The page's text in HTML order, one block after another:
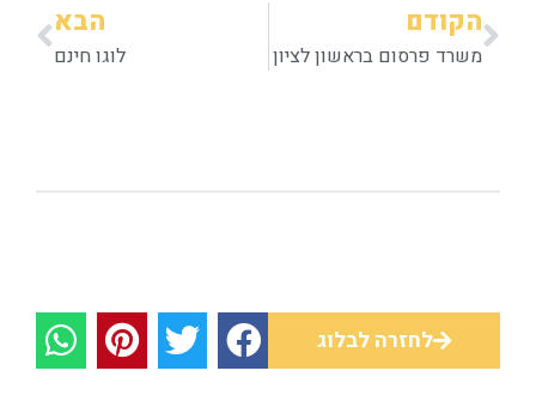
הקודם
משרד פרסום בראשון לציון
הבא
לוגו חינם
לחזרה לבלוג